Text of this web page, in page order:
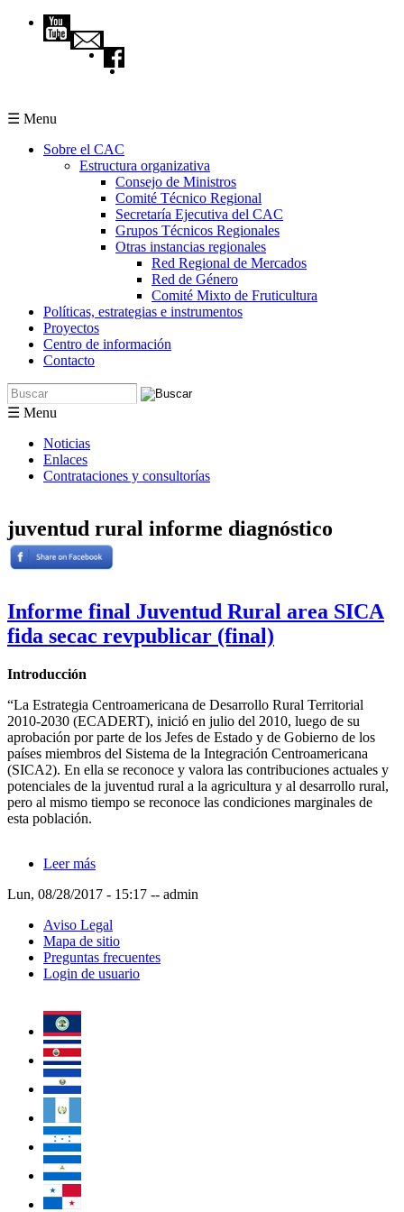
Pasar al contenido principal
☰ Menu
Sobre el CAC
Estructura organizativa
Consejo de Ministros
Comité Técnico Regional
Secretaría Ejecutiva del CAC
Grupos Técnicos Regionales
Otras instancias regionales
Red Regional de Mercados
Red de Género
Comité Mixto de Fruticultura
Políticas, estrategias e instrumentos
Proyectos
Centro de información
Contacto
Formulario de búsqueda
Buscar
☰ Menu
Noticias
Enlaces
Contrataciones y consultorías
juventud rural informe diagnóstico
Informe final Juventud Rural area SICA
fida secac revpublicar (final)
Introducción
“La Estrategia Centroamericana de Desarrollo Rural Territorial
2010-2030 (ECADERT), inició en julio del 2010, luego de su
aprobación por parte de los Jefes de Estado y de Gobierno de los
países miembros del Sistema de la Integración Centroamericana
(SICA2). En ella se reconoce y valora las contribuciones actuales y
potenciales de la juventud rural a la agricultura y al desarrollo rural,
pero al mismo tiempo se reconoce las condiciones marginales de
esta población.
Leer más
Lun, 08/28/2017 - 15:17 -- admin
Aviso Legal
Mapa de sitio
Preguntas frecuentes
Login de usuario